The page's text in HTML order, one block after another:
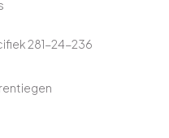
281-24-236